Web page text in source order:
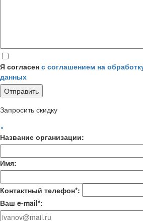
Я согласен с соглашением на
данных
Запросить скидку
×
Название организации:
Имя:
Контактный телефон*:
Ваш e-mail*: